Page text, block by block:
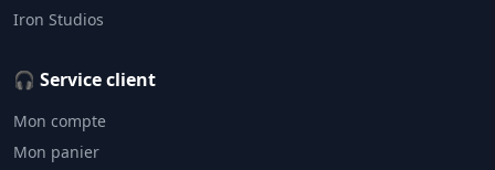
Iron Studios
🎧 Service client
Mon compte
Mon panier